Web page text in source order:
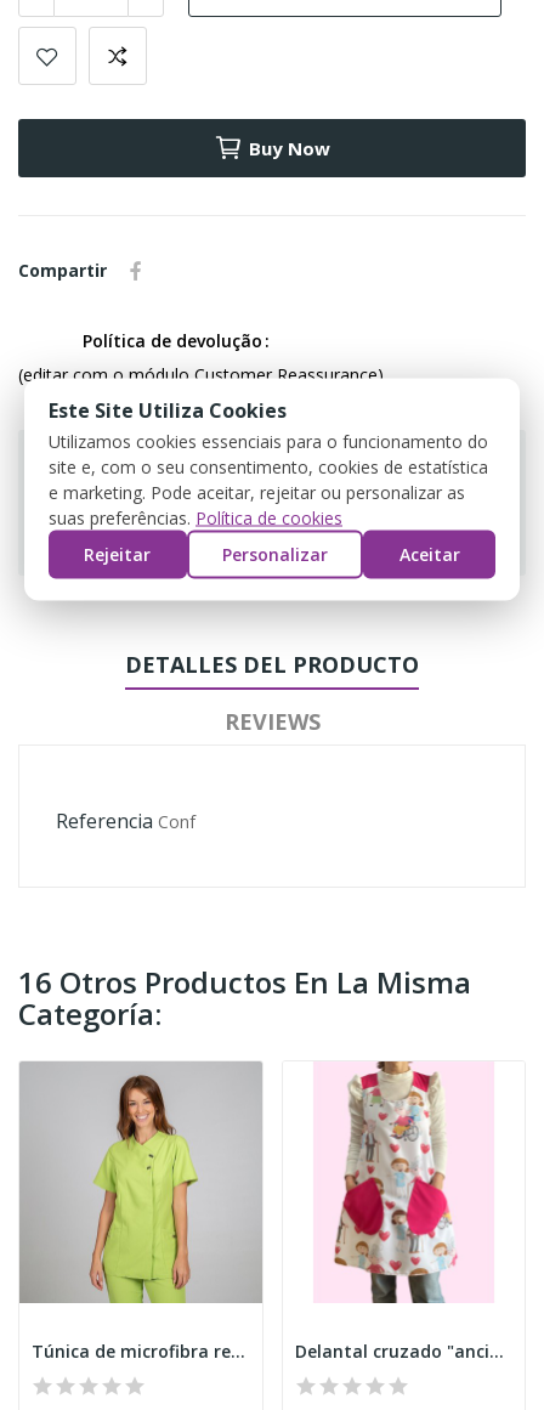
Buy Now
Compartir
Política de devolução
(editar com o módulo Customer Reassurance)
Guarantee safe & secure checkout
DETALLES DEL PRODUCTO
REVIEWS
Referencia Conf
16 Otros Productos En La Misma
Categoría:
Túnica de microfibra ref 6552 Delantal cruzado "ancianos"
Este Site Utiliza Cookies
Utilizamos cookies essenciais para o funcionamento do
site e, com o seu consentimento, cookies de estatística
e marketing. Pode aceitar, rejeitar ou personalizar as
suas preferências. Política de cookies
Rejeitar
Personalizar Aceitar